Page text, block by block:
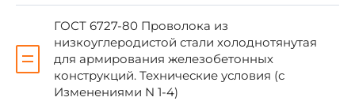
ГОСТ 19113-84
ГОСТ 22000-86 1.1, 3.1
ГОСТ 22904-93
ГОСТ 6727-80 Проволока из
низкоуглеродистой стали холоднотянутая
для армирования железобетонных
конструкций. Технические условия (с
Изменениями N 1-4)